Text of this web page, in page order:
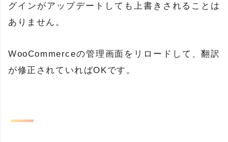
グインがアップデートしても上書きされることは
ありません。
WooCommerceの管理画面をリロードして、翻訳
が修正されていればOKです。